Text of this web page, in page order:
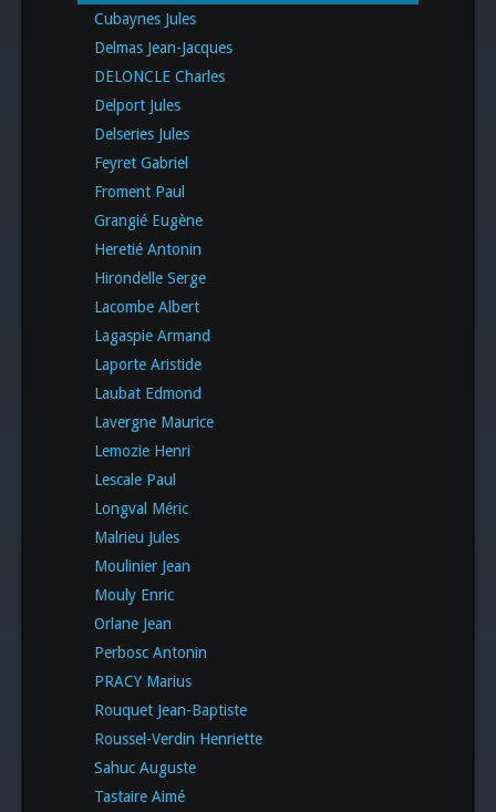
Cubaynes Jules
Delmas Jean-Jacques
DELONCLE Charles
Delport Jules
Delseries Jules
Feyret Gabriel
Froment Paul
Grangié Eugène
Heretié Antonin
Hirondelle Serge
Lacombe Albert
Lagaspie Armand
Laporte Aristide
Laubat Edmond
Lavergne Maurice
Lemozie Henri
Lescale Paul
Longval Méric
Malrieu Jules
Moulinier Jean
Mouly Enric
Orlane Jean
Perbosc Antonin
PRACY Marius
Rouquet Jean-Baptiste
Roussel-Verdin Henriette
Sahuc Auguste
Tastaire Aimé